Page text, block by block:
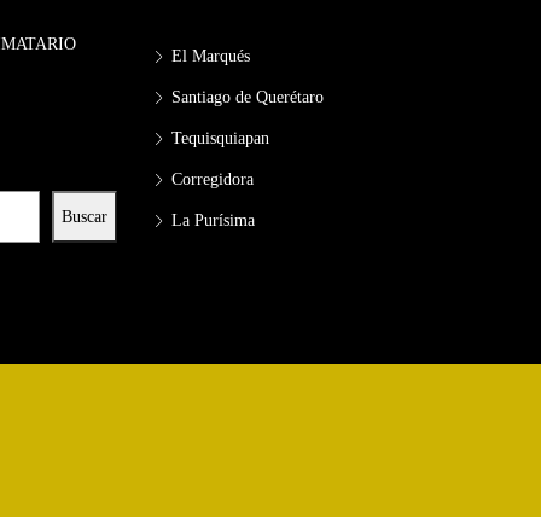
Buscar
El Marqués
Santiago de Querétaro
Tequisquiapan
Corregidora
La Purísima